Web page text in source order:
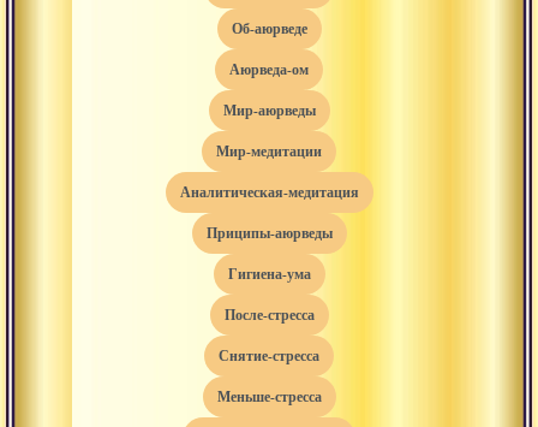
об-аюрведе
аюрведа-ом
мир-аюрведы
мир-медитации
аналитическая-медитация
приципы-аюрведы
гигиена-ума
после-стресса
снятие-стресса
меньше-стресса